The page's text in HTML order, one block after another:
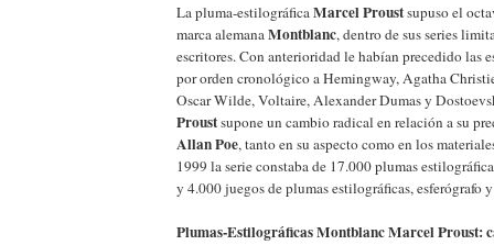
La pluma-estilográficaMarcel Proustsupuso el
marca alemanaMontblanc, dentro de sus series
escritores. Con anterioridad le habían precedido las
por orden cronológico a Hemingway, Agatha
Oscar Wilde, Voltaire, Alexander Dumas y
Proustsupone un cambio radical en relación a su
Allan Poe, tanto en su aspecto como en los
1999 la serie constaba de 17.000 plumas
y 4.000 juegos de plumas estilográficas, esferógrafo
Plumas-Estilográficas Montblanc Marcel Proust: